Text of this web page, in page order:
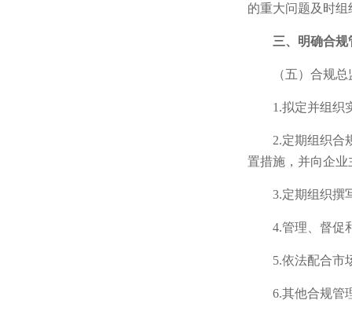
的重大问题及时组
三、明确合规
（五）合规
1.拟定并组织
2.定期组织合
置措施，并向企
3.定期组织撰
4.管理、督促
5.依法配合市
6.其他合规管